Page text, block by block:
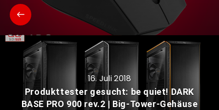
16. Juli 2018
Produkttester gesucht: be quiet! DARK
BASE PRO 900 rev.2 | Big-Tower-Gehäuse